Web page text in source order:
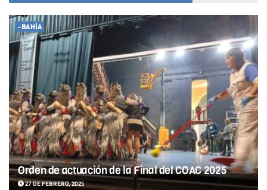
-BAHÍA
Orden de actuación de la Final del COAC 2025
27 DE FEBRERO, 2025